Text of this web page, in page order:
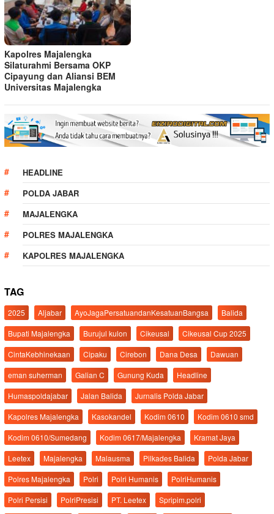
Kapolres Majalengka
Silaturahmi Bersama OKP
Cipayung dan Aliansi BEM
Universitas Majalengka
HEADLINE
POLDA JABAR
MAJALENGKA
POLRES MAJALENGKA
KAPOLRES MAJALENGKA
TAG
2025 Aljabar AyoJagaPersatuandanKesatuanBangsa
Balida
Bupati Majalengka
Burujul kulon Cikeusal
Cikeusal Cup 2025
CintaKebhinekaan
Cipaku Cirebon Dana Desa
Dawuan
eman suherman
Galian C Gunung Kuda
Headline
Humaspoldajabar
Jalan Balida
Jurnalis Polda Jabar
Kapolres Majalengka
Kasokandel Kodim 0610
Kodim 0610 smd
Kodim 0610/Sumedang
Kodim 0617/Majalengka
Kramat Jaya
Leetex
Majalengka Malausma Pilkades Balida
Polda Jabar
Polres Majalengka
Polri Polri Humanis
PolriHumanis
Polri Persisi
PolriPresisi PT. Leetex
Spripim.polri